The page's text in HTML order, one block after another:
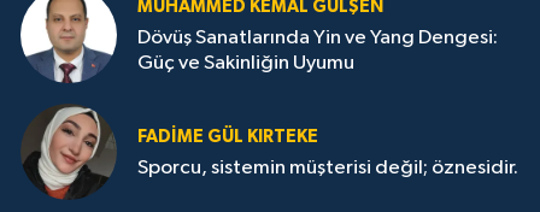
MUHAMMED KEMAL GÜLŞEN
Dövüş Sanatlarında Yin ve Yang Dengesi:
Güç ve Sakinliğin Uyumu
FADIME GÜL KIRTEKE
Sporcu, sistemin müşterisi değil; öznesidir.